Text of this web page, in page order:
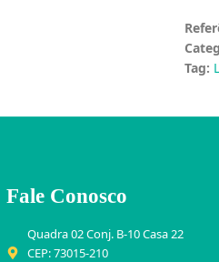
Tag:
Fale Conosco
Quadra 02 Conj. B-10 Casa 22
CEP: 73015-210